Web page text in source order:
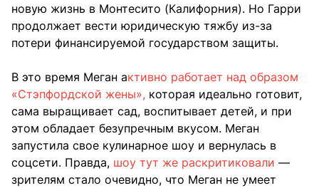
новую жизнь в Монтесито (Калифорния). Но Гарри
продолжает вести юридическую тяжбу из-за
потери финансируемой государством защиты.
В это время Меган активно работает над образом
«Стэпфордской жены», которая идеально готовит,
сама выращивает сад, воспитывает детей, и при
этом обладает безупречным вкусом. Меган
запустила свое кулинарное шоу и вернулась в
соцсети. Правда, шоу тут же раскритиковали —
зрителям стало очевидно, что Меган не умеет